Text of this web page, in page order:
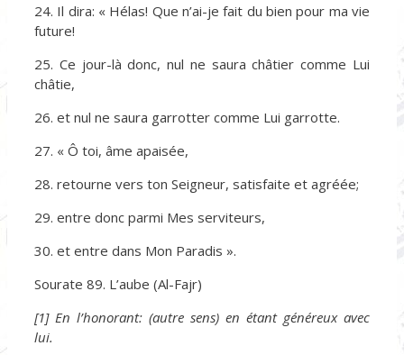
24. Il dira: « Hélas! Que n’ai-je fait du bien pour ma vie
future!
25. Ce jour-là donc, nul ne saura châtier comme Lui
châtie,
26. et nul ne saura garrotter comme Lui garrotte.
27. « Ô toi, âme apaisée,
28. retourne vers ton Seigneur, satisfaite et agréée;
29. entre donc parmi Mes serviteurs,
30. et entre dans Mon Paradis ».
Sourate 89. L’aube (Al-Fajr)
[1] En l’honorant: (autre sens) en étant généreux avec
lui.